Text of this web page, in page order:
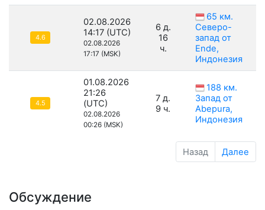
4.6
02.08.2026
14:17 (UTC)
02.08.2026
17:17 (MSK)
6 д.
16
ч.
65 км.
Северо-
запад от
Ende,
Индонезия
4.5
01.08.2026
21:26
(UTC)
02.08.2026
00:26 (MSK)
7 д.
9 ч.
188 км.
Запад от
Abepura,
Индонезия
Назад Далее
Обсуждение